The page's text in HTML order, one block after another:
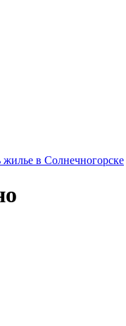
в Солнечногорске